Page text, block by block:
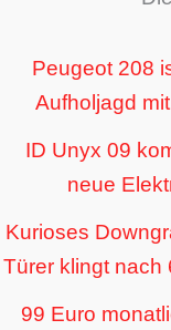
Peugeot 208
Aufholjagd
ID Unyx 09
neue
Kurioses
Türer klingt nach
99 Euro